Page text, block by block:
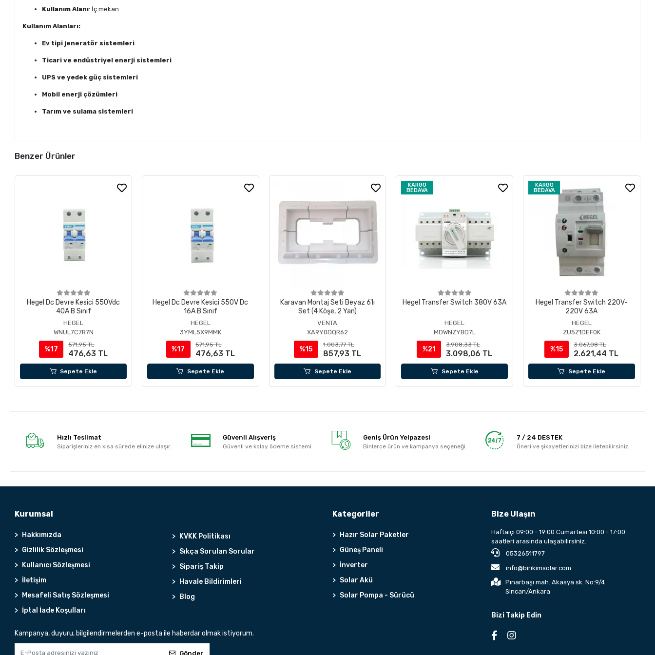
Kullanım Alanı: İç mekan
Kullanım Alanları:
Ev tipi jeneratör sistemleri
Ticari ve endüstriyel enerji sistemleri
UPS ve yedek güç sistemleri
Mobil enerji çözümleri
Tarım ve sulama sistemleri
Benzer Ürünler
Hegel Dc Devre Kesici 550Vdc
40A B Sınıf
HEGEL
WNUL7C7R7N
%17
571,95 TL
476,63 TL
Sepete Ekle
Hegel Dc Devre Kesici 550V Dc
16A B Sınıf
HEGEL
3YML5X9MMK
%17
571,95 TL
476,63 TL
Sepete Ekle
Karavan Montaj Seti Beyaz 6'lı
Set (4 Köşe, 2 Yan)
VENTA
XA9Y0DQR62
%15
1.003,77 TL
857,93 TL
Sepete Ekle
KARGO
BEDAVA
Hegel Transfer Switch 380V 63A
HEGEL
MDWNZYBD7L
%21
3.908,33 TL
3.098,06 TL
Sepete Ekle
KARGO
BEDAVA
Hegel Transfer Switch 220V-
220V 63A
HEGEL
ZU5Z1DEF0K
%15
3.067,08 TL
2.621,44 TL
Sepete Ekle
Hızlı Teslimat
Siparişleriniz en kısa sürede elinize ulaşır.
Güvenli Alışveriş
Güvenli ve kolay ödeme sistemi
Geniş Ürün Yelpazesi
Binlerce ürün ve kampanya seçeneği
7 / 24 DESTEK
Öneri ve şikayetlerinizi bize iletebilirsiniz.
Kurumsal
Hakkımızda
Gizlilik Sözleşmesi
Kullanıcı Sözleşmesi
İletişim
Mesafeli Satış Sözleşmesi
İptal İade Koşulları
KVKK Politikası
Sıkça Sorulan Sorular
Sipariş Takip
Havale Bildirimleri
Blog
Kampanya, duyuru, bilgilendirmelerden e-posta ile haberdar olmak istiyorum.
Gönder
Kategoriler
Hazır Solar Paketler
Güneş Paneli
İnverter
Solar Akü
Solar Pompa - Sürücü
Bize Ulaşın
Haftaiçi 09:00 - 19:00 Cumartesi 10:00 - 17:00
saatleri arasında ulaşabilirsiniz.
05326511797
info@birikimsolar.com
Pınarbaşı mah. Akasya sk. No:9/4
Sincan/Ankara
Bizi Takip Edin